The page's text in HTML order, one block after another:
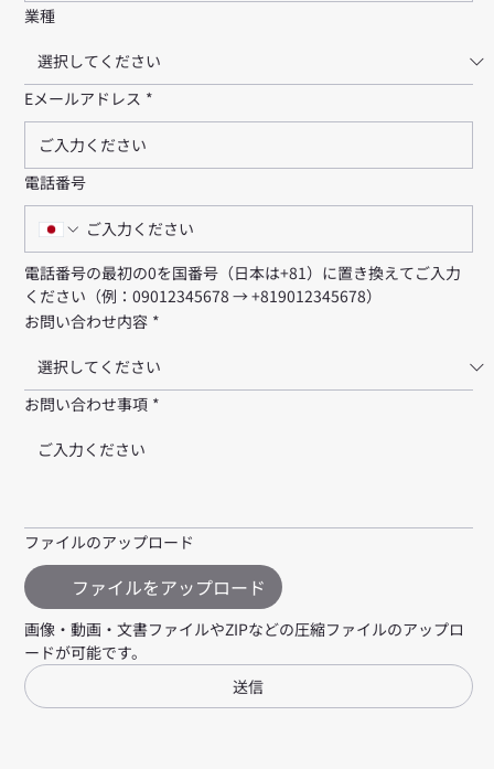
業種
Eメールアドレス *
電話番号
電話番号の最初の0を国番号（日本は+81）に置き換えてご入力
ください（例：09012345678 → +819012345678）
お問い合わせ内容 *
お問い合わせ事項 *
ファイルのアップロード
ファイルをアップロード
画像・動画・文書ファイルやZIPなどの圧縮ファイルのアップロ
ードが可能です。
送信